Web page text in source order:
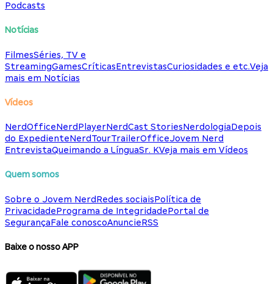
Podcasts
Notícias
FilmesSéries, TV e
StreamingGamesCríticasEntrevistasCuriosidades e etc.Veja
mais em Notícias
Vídeos
NerdOfficeNerdPlayerNerdCast StoriesNerdologiaDepois
do ExpedienteNerdTourTrailerOfficeJovem Nerd
EntrevistaQueimando a LínguaSr. KVeja mais em Vídeos
Quem somos
Sobre o Jovem NerdRedes sociaisPolítica de
PrivacidadePrograma de IntegridadePortal de
SegurançaFale conoscoAnuncieRSS
Baixe o nosso APP